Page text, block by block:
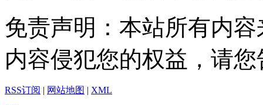
免责声明：本站所有内
内容侵犯您的权益，请
RSS订阅 | 网站地图 | XML